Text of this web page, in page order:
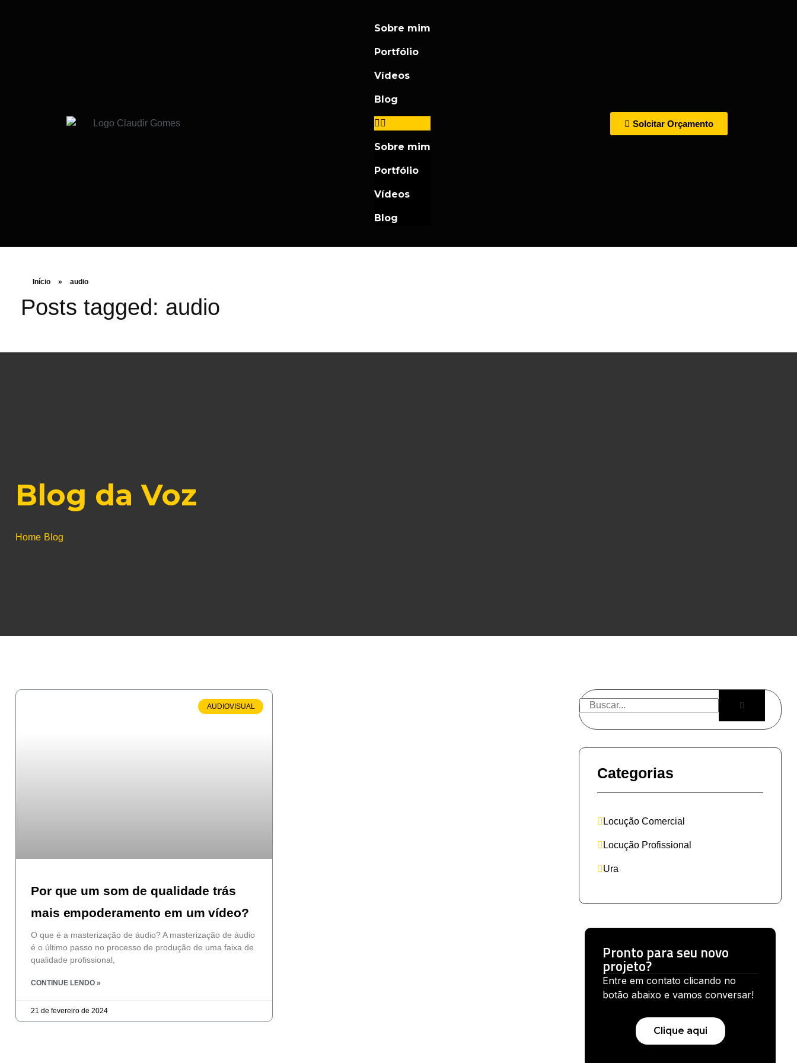
Sobre mim
Portfólio
Vídeos
Blog
Sobre mim
Portfólio
Vídeos
Blog
Solcitar Orçamento
Início » audio
Posts tagged: audio
Blog da Voz
Home Blog
AUDIOVISUAL
Por que um som de qualidade trás
mais empoderamento em um vídeo?
O que é a masterização de áudio? A masterização de áudio
é o último passo no processo de produção de uma faixa de
qualidade profissional,
CONTINUE LENDO »
21 de fevereiro de 2024
Categorias
Locução Comercial
Locução Profissional
Ura
Pronto para seu novo
projeto?
Entre em contato clicando no
botão abaixo e vamos conversar!
Clique aqui